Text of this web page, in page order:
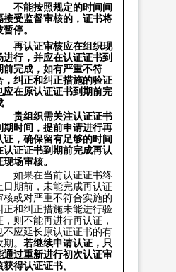
不能按照规定的时间间
接受监督审核的，证书将
暂停。
再认证审核应在组织现
进行，并应在认证证书到
前完成，如有严重不符
，纠正和纠正措施的验证
应在原认证证书到期前完
贵组织需关注认证证书
期时间，提前申请进行再
证，确保留有足够的时间
认证证书到期前完成再认
现场审核。
如果在当前认证证书终
日期前，未能完成再认证
核或对严重不符合实施的
正和纠正措施未能进行验
，则不能再进行再认证，
不应延长原认证证书的有
。 若继续申请认证，只
通过重新进行初次认证审
获得认证证书。